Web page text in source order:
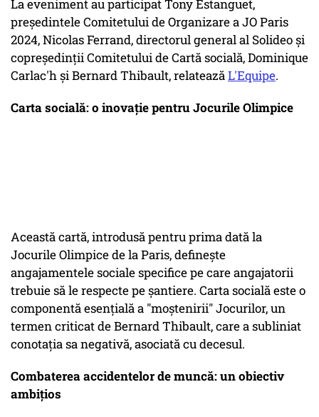
La eveniment au participat Tony Estanguet,
președintele Comitetului de Organizare a JO Paris
2024, Nicolas Ferrand, directorul general al Solideo și
copreședinții Comitetului de Cartă socială, Dominique
Carlac'h și Bernard Thibault, relateazăL'Equipe.
Carta socială: o inovație pentru Jocurile Olimpice
Această cartă, introdusă pentru prima dată la
Jocurile Olimpice de la Paris, definește
angajamentele sociale specifice pe care angajatorii
trebuie să le respecte pe șantiere. Carta socială este o
componentă esențială a "moștenirii" Jocurilor, un
termen criticat de Bernard Thibault, care a subliniat
conotația sa negativă, asociată cu decesul.
Combaterea accidentelor de muncă: un obiectiv
ambițios